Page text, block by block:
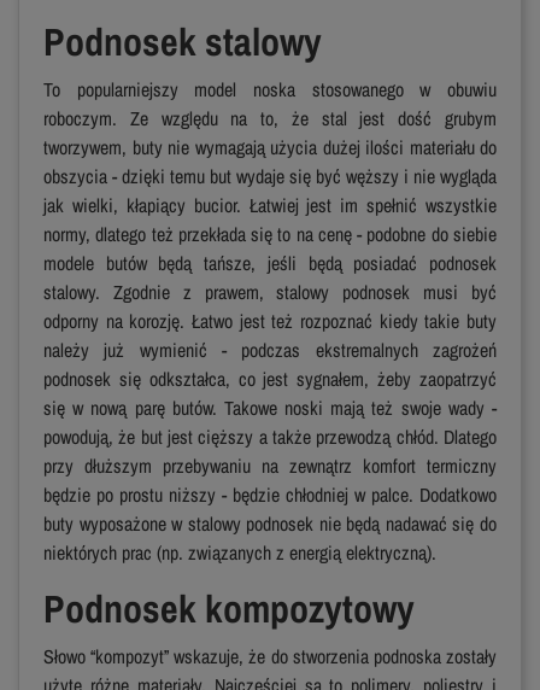
Podnosek stalowy
To popularniejszy model noska stosowanego w obuwiu
roboczym. Ze względu na to, że stal jest dość grubym
tworzywem, buty nie wymagają użycia dużej ilości materiału do
obszycia - dzięki temu but wydaje się być węższy i nie wygląda
jak wielki, kłapiący bucior. Łatwiej jest im spełnić wszystkie
normy, dlatego też przekłada się to na cenę - podobne do siebie
modele butów będą tańsze, jeśli będą posiadać podnosek
stalowy. Zgodnie z prawem, stalowy podnosek musi być
odporny na korozję. Łatwo jest też rozpoznać kiedy takie buty
należy już wymienić - podczas ekstremalnych zagrożeń
podnosek się odkształca, co jest sygnałem, żeby zaopatrzyć
się w nową parę butów. Takowe noski mają też swoje wady -
powodują, że but jest cięższy a także przewodzą chłód. Dlatego
przy dłuższym przebywaniu na zewnątrz komfort termiczny
będzie po prostu niższy - będzie chłodniej w palce. Dodatkowo
buty wyposażone w stalowy podnosek nie będą nadawać się do
niektórych prac (np. związanych z energią elektryczną).
Podnosek kompozytowy
Słowo “kompozyt” wskazuje, że do stworzenia podnoska zostały
użyte różne materiały. Najczęściej są to polimery, poliestry i